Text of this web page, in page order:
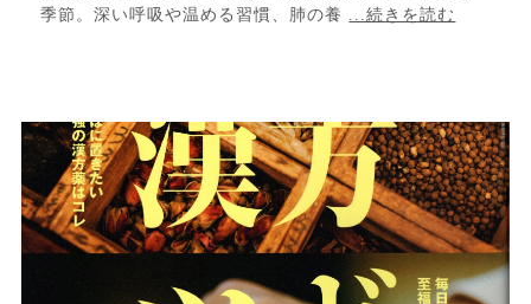
季節。深い呼吸や温める習慣、肺の養
...続きを読む